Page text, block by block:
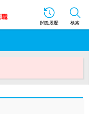
閲覧履歴 検索